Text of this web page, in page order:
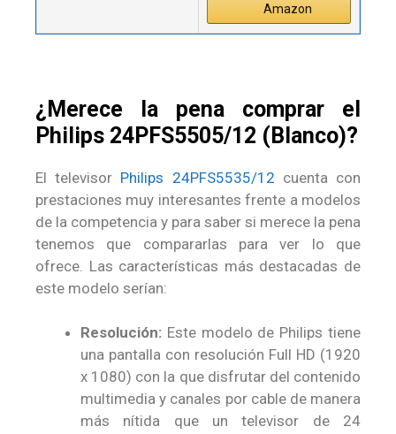
Amazon
¿Merece la pena comprar el
Philips 24PFS5505/12 (Blanco)?
El televisor Philips 24PFS5535/12 cuenta con
prestaciones muy interesantes frente a modelos
de la competencia y para saber si merece la pena
tenemos que compararlas para ver lo que
ofrece. Las características más destacadas de
este modelo serían:
Resolución: Este modelo de Philips tiene
una pantalla con resolución Full HD (1920
x 1080) con la que disfrutar del contenido
multimedia y canales por cable de manera
más nítida que un televisor de 24